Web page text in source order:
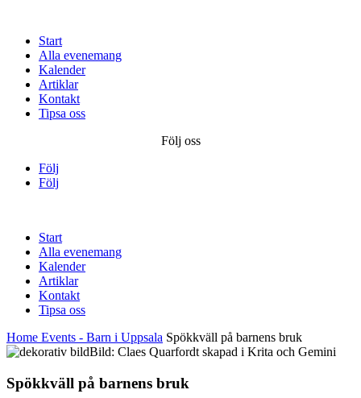
Start
Alla evenemang
Kalender
Artiklar
Kontakt
Tipsa oss
Följ oss
Följ
Följ
Start
Alla evenemang
Kalender
Artiklar
Kontakt
Tipsa oss
Home Events - Barn i Uppsala Spökkväll på barnens bruk
Bild: Claes Quarfordt skapad i Krita och Gemini
Spökkväll på barnens bruk